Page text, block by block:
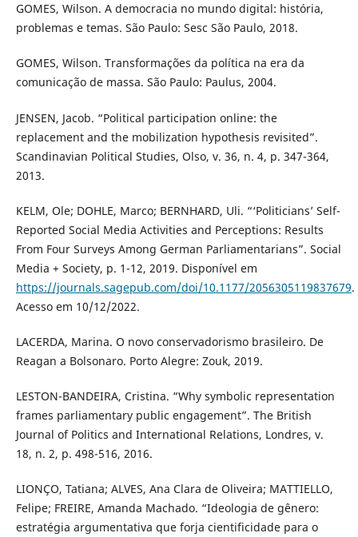
GOMES, Wilson. A democracia no mundo digital: história,
problemas e temas. São Paulo: Sesc São Paulo, 2018.
GOMES, Wilson. Transformações da política na era da
comunicação de massa. São Paulo: Paulus, 2004.
JENSEN, Jacob. “Political participation online: the
replacement and the mobilization hypothesis revisited”.
Scandinavian Political Studies, Olso, v. 36, n. 4, p. 347-364,
2013.
KELM, Ole; DOHLE, Marco; BERNHARD, Uli. “‘Politicians’ Self-
Reported Social Media Activities and Perceptions: Results
From Four Surveys Among German Parliamentarians”. Social
Media + Society, p. 1-12, 2019. Disponível em
https://journals.sagepub.com/doi/10.1177/2056305119837679.
Acesso em 10/12/2022.
LACERDA, Marina. O novo conservadorismo brasileiro. De
Reagan a Bolsonaro. Porto Alegre: Zouk, 2019.
LESTON-BANDEIRA, Cristina. “Why symbolic representation
frames parliamentary public engagement”. The British
Journal of Politics and International Relations, Londres, v.
18, n. 2, p. 498-516, 2016.
LIONÇO, Tatiana; ALVES, Ana Clara de Oliveira; MATTIELLO,
Felipe; FREIRE, Amanda Machado. “Ideologia de gênero:
estratégia argumentativa que forja cientificidade para o